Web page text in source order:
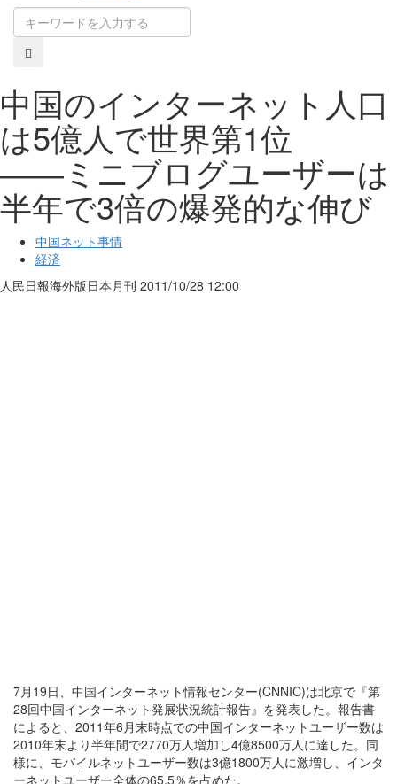
中国のインターネット人口
は5億人で世界第1位
――ミニブログユーザーは
半年で3倍の爆発的な伸び
中国ネット事情
経済
人民日報海外版日本月刊 2011/10/28 12:00
7月19日、中国インターネット情報センター(CNNIC)は北京で『第
28回中国インターネット発展状況統計報告』を発表した。報告書
によると、2011年6月末時点での中国インターネットユーザー数は
2010年末より半年間で2770万人増加し4億8500万人に達した。同
様に、モバイルネットユーザー数は3億1800万人に激増し、インタ
ーネットユーザー全体の65.5％を占めた。